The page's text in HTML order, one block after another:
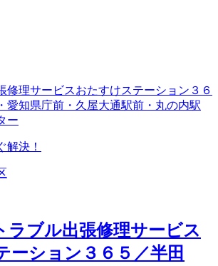
修理サービスおたすけステーション３６
愛知県庁前・久屋大通駅前・丸の内駅
ー
解決！
ラブル出張修理サービス
ーション３６５／半田